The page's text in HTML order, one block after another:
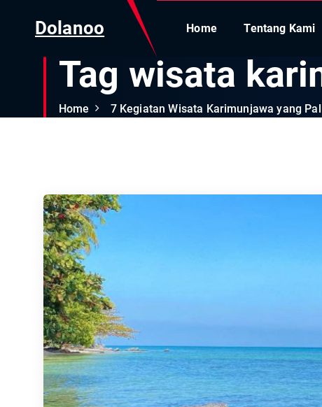
Dolanoo Home Tentang Kami
Tag wisata
Home 7 Kegiatan Wisata Karimunjawa yang